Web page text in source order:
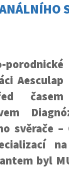
Aesculap
časem
svěrače –
byl